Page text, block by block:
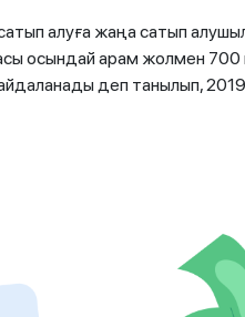
алуға жаңа сатып
осындай арам жолмен 700
деп танылып,